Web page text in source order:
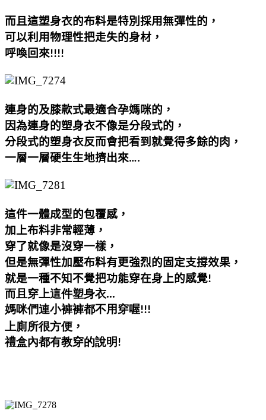
而且這塑身衣的布料是特別採用無彈性的，
可以利用物理性把走失的身材，
呼喚回來!!!!
連身的及膝款式最適合孕媽咪的，
因為連身的塑身衣不像是分段式的，
分段式的塑身衣反而會把看到就覺得多餘的肉，
一層一層硬生生地擠出來….
這件一體成型的包覆感，
加上布料非常輕薄，
穿了就像是沒穿一樣，
但是無彈性加壓布料有更強烈的固定支撐效果，
就是一種不知不覺把功能穿在身上的感覺!
而且穿上這件塑身衣...
媽咪們連小褲褲都不用穿喔!!!
上廁所很方便 ，
禮盒內都有教穿的說明!